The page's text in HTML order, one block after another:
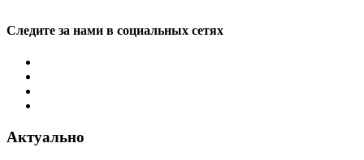
Следите за нами в социальных сетях
Актуально